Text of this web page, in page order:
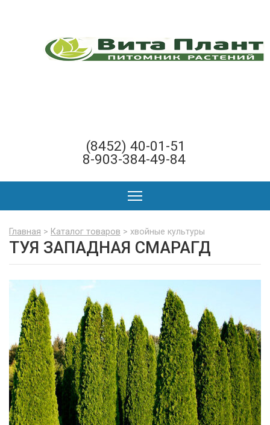
(8452) 40-01-51
8-903-384-49-84
Главная > Каталог товаров > хвойные культуры
ТУЯ ЗАПАДНАЯ СМАРАГД